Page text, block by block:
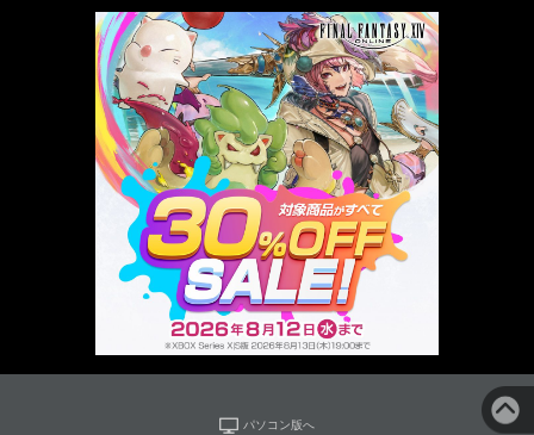
パソコン版へ